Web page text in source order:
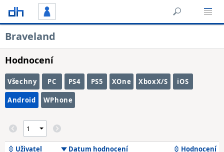
Braveland
Hodnocení
Všechny PC PS4 PS5 XOne XboxX/S iOS
Android WPhone
Uživatel Datum hodnocení
Hodnocení